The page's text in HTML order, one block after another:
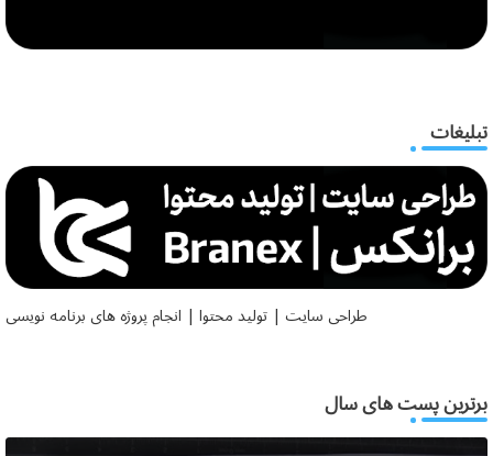
تبلیغات
طراحی سایت | تولید محتوا | انجام پروژه های برنامه نویسی
برترین پست های سال